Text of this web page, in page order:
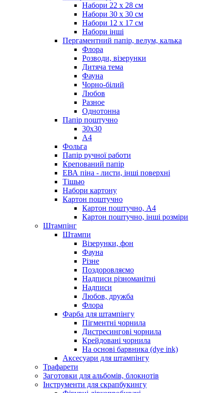
Набори 22 х 28 см
Набори 30 х 30 см
Набори 12 х 17 см
Набори інші
Пергаментний папір, велум, калька
Флора
Розводи, візерунки
Дитяча тема
Фауна
Чорно-білий
Любов
Разное
Однотонна
Папір поштучно
30х30
А4
Фольга
Папір ручної работи
Крепований папір
ЕВА піна - листи, інші поверхні
Тішью
Набори картону
Картон поштучно
Картон поштучно, А4
Картон поштучно, інші розміри
Штампінг
Штампи
Візерунки, фон
Фауна
Різне
Поздоровляємо
Надписи різноманітні
Надписи
Любов, дружба
Флора
Фарба для штампінгу
Пігментні чорнила
Дистресингові чорнила
Крейдовані чорнила
На основі барвника (dye ink)
Аксесуари для штампінгу
Трафарети
Заготовки для альбомів, блокнотів
Інструменти для скрапбукингу